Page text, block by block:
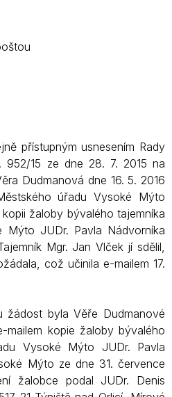
přístupným usnesením Rady
15 ze dne 28. 7. 2015 na
Dudmanová dne 16. 5. 2016
úřadu Vysoké Mýto
žaloby bývalého tajemníka
Mýto JUDr. Pavla Nádvorníka
Mgr. Jan Vlček jí sdělil,
což učinila e-mailem 17.
byla Věře Dudmanové
mailem kopie žaloby bývalého
Vysoké Mýto JUDr. Pavla
Mýto ze dne 31. července
žalobce podal JUDr. Denis